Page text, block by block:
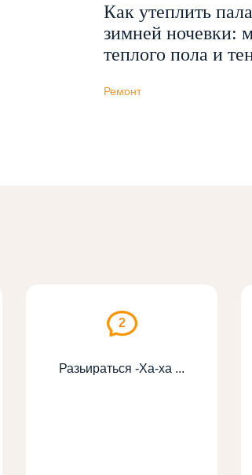
Как утеплить
зимней ночевки:
теплого пола и
Ремонт
2
Разьираться -Ха-ха ...